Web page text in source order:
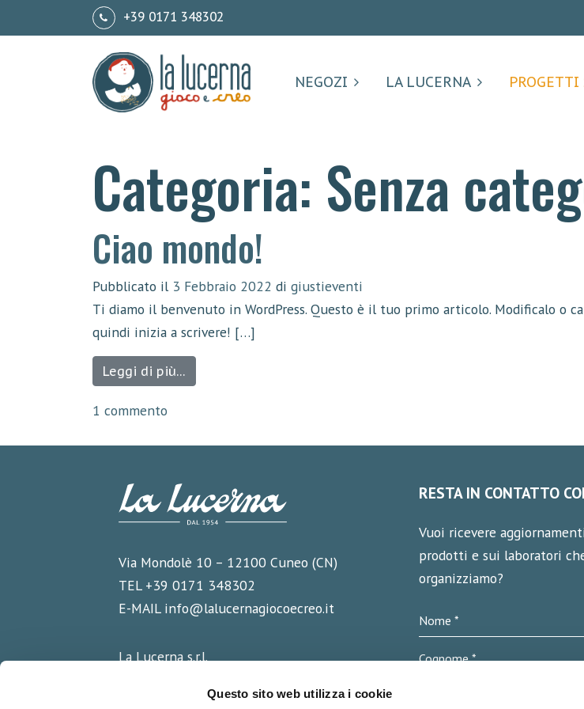
Questo sito web utilizza i cookie
+39 0171 348302
NEGOZI LA LUCERNA
Categoria: Senza
Ciao mondo!
Pubblicato il 3 Febbraio 2022 di giustieventi
Ti diamo il benvenuto in WordPress. Questo è il tuo primo articolo. Modificalo o
quindi inizia a scrivere! […]
Leggi di più…
1 commento
Via Mondolè 10 – 12100 Cuneo (CN)
TEL +39 0171 348302
E-MAIL info@lalucernagiocoecreo.it
La Lucerna s.r.l.
RESTA IN CONTATTO
Vuoi ricevere
prodotti e sui laboratori
organizziamo?